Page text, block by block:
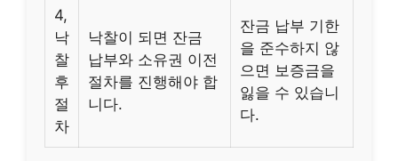
4,
낙
찰
후
절
차
낙찰이 되면 잔금
납부와 소유권 이전
절차를 진행해야 합
니다.
잔금 납부 기한
을 준수하지 않
으면 보증금을
잃을 수 있습니
다.